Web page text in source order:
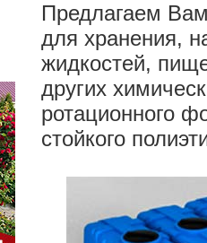
Предлагаем
для хранения,
жидкостей,
других
ротационного
стойкого